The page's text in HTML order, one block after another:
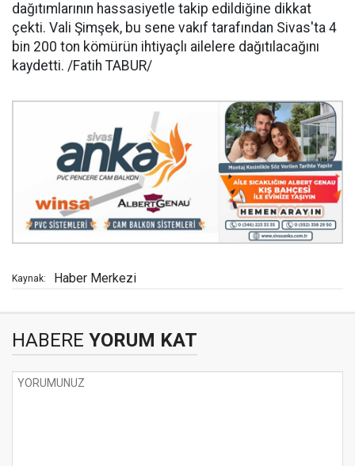
dağıtımlarının hassasiyetle takip edildiğine dikkat
çekti. Vali Şimşek, bu sene vakıf tarafından Sivas'ta 4
bin 200 ton kömürün ihtiyaçlı ailelere dağıtılacağını
kaydetti. /Fatih TABUR/
Kaynak: Haber Merkezi
HABERE YORUM KAT